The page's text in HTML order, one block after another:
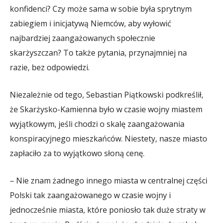
konfidenci? Czy może sama w sobie była sprytnym
zabiegiem i inicjatywą Niemców, aby wyłowić
najbardziej zaangażowanych społecznie
skarżyszczan? To także pytania, przynajmniej na
razie, bez odpowiedzi.
Niezależnie od tego, Sebastian Piątkowski podkreślił,
że Skarżysko-Kamienna było w czasie wojny miastem
wyjątkowym, jeśli chodzi o skalę zaangażowania
konspiracyjnego mieszkańców. Niestety, nasze miasto
zapłaciło za to wyjątkowo słoną cenę.
– Nie znam żadnego innego miasta w centralnej części
Polski tak zaangażowanego w czasie wojny i
jednocześnie miasta, które poniosło tak duże straty w